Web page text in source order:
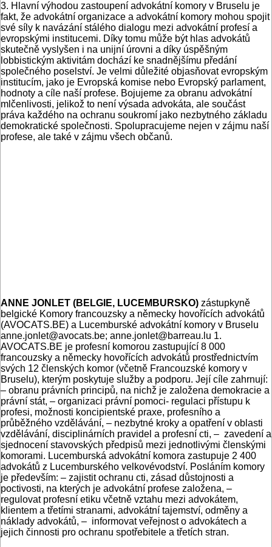
3. Hlavní výhodou zastoupení advokátní komory v Bruselu je
fakt, že advokátní organizace a advokátní komory mohou spojit
své síly k navázání stálého dialogu mezi advokátní profesí a
evropskými institucemi. Díky tomu může být hlas advokátů
skutečně vyslyšen i na unijní úrovni a díky úspěšným
lobbistickým aktivitám dochází ke snadnějšímu předání
společného poselství. Je velmi důležité objasňovat evropským
institucím, jako je Evropská komise nebo Evropský parlament,
hodnoty a cíle naší profese. Bojujeme za obranu advokátní
mlčenlivosti, jelikož to není výsada advokáta, ale součást
práva každého na ochranu soukromí jako nezbytného základu
demokratické společnosti. Spolupracujeme nejen v zájmu naší
profese, ale také v zájmu všech občanů.
ANNE JONLET (BELGIE, LUCEMBURSKO) zástupkyně
belgické Komory francouzsky a německy hovořících advokátů
(AVOCATS.BE) a Lucemburské advokátní komory v Bruselu
anne.jonlet@avocats.be; anne.jonlet@barreau.lu 1.
AVOCATS.BE je profesní komorou zastupující 8 000
francouzsky a německy hovořících advokátů prostřednictvím
svých 12 členských komor (včetně Francouzské komory v
Bruselu), kterým poskytuje služby a podporu. Její cíle zahrnují:
– obranu právních principů, na nichž je založena demokracie a
právní stát, – organizaci právní pomoci- regulaci přístupu k
profesi, možnosti koncipientské praxe, profesního a
průběžného vzdělávání, – nezbytné kroky a opatření v oblasti
vzdělávání, disciplinárních pravidel a profesní cti, – zavedení a
sjednocení stavovských předpisů mezi jednotlivými členskými
komorami. Lucemburská advokátní komora zastupuje 2 400
advokátů z Lucemburského velkovévodství. Posláním komory
je především: – zajistit ochranu cti, zásad důstojnosti a
poctivosti, na kterých je advokátní profese založena, –
regulovat profesní etiku včetně vztahu mezi advokátem,
klientem a třetími stranami, advokátní tajemství, odměny a
náklady advokátů, – informovat veřejnost o advokátech a
jejich činnosti pro ochranu spotřebitele a třetích stran.